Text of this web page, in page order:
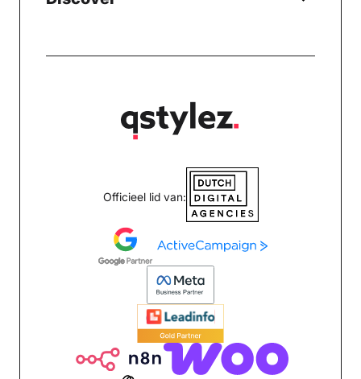
Officieel lid van: